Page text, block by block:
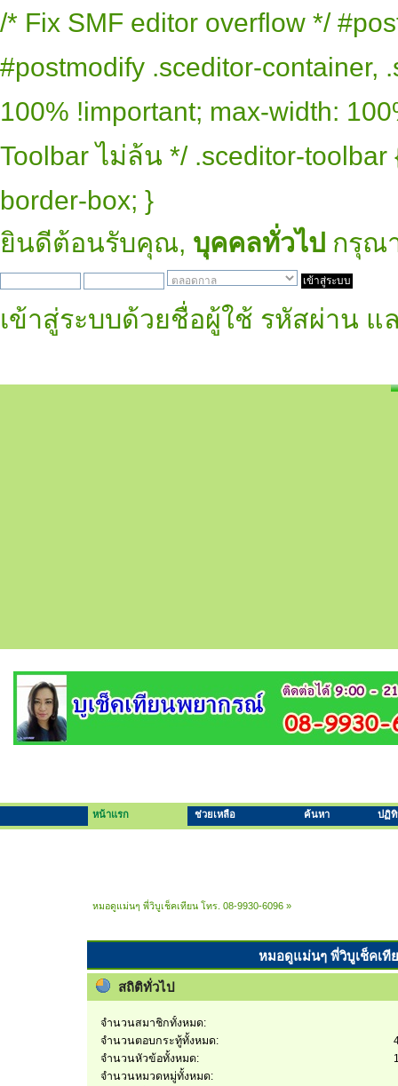
/* Fix SMF editor overflow */
#postmodify .sceditor-container,
100% !important; max-width:
Toolbar ไม่ล้น */ .sceditor-
border-box; }
ยินดีต้อนรับคุณ, บุคคลทั่วไป กรุณ
เข้าสู่ระบบด้วยชื่อผู้ใช้ รหัสผ่าน แ
หน้าแรก ช่วยเหลือ ค้นหา ปฏิ
หมอดูแม่นๆ พี่วิบูเช็คเทียน โทร. 08-9930-6096 »
หมอดูแม่นๆ พี่วิบูเช็คเที
สถิติทั่วไป
จำนวนสมาชิกทั้งหมด:
จำนวนตอบกระทู้ทั้งหมด:
จำนวนหัวข้อทั้งหมด:
จำนวนหมวดหมู่ทั้งหมด: